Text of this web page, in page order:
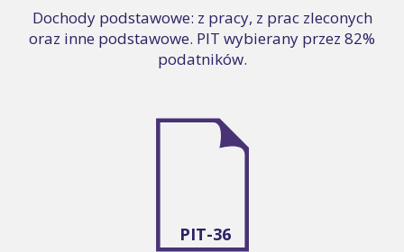
Dochody podstawowe: z pracy, z prac zleconych
oraz inne podstawowe. PIT wybierany przez 82%
podatników.
PIT-36